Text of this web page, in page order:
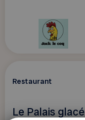
Restaurant
Le Palais glacé